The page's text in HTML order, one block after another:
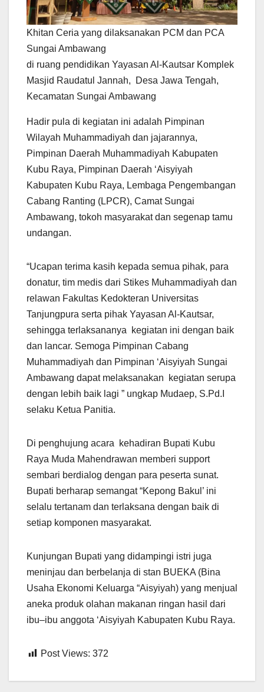
Khitan Ceria yang dilaksanakan PCM dan PCA
Sungai Ambawang
di ruang pendidikan Yayasan Al-Kautsar Komplek
Masjid Raudatul Jannah, Desa Jawa Tengah,
Kecamatan Sungai Ambawang
Hadir pula di kegiatan ini adalah Pimpinan
Wilayah Muhammadiyah dan jajarannya,
Pimpinan Daerah Muhammadiyah Kabupaten
Kubu Raya, Pimpinan Daerah ‘Aisyiyah
Kabupaten Kubu Raya, Lembaga Pengembangan
Cabang Ranting (LPCR), Camat Sungai
Ambawang, tokoh masyarakat dan segenap tamu
undangan.
“Ucapan terima kasih kepada semua pihak, para
donatur, tim medis dari Stikes Muhammadiyah dan
relawan Fakultas Kedokteran Universitas
Tanjungpura serta pihak Yayasan Al-Kautsar,
sehingga terlaksananya kegiatan ini dengan baik
dan lancar. Semoga Pimpinan Cabang
Muhammadiyah dan Pimpinan ‘Aisyiyah Sungai
Ambawang dapat melaksanakan kegiatan serupa
dengan lebih baik lagi ” ungkap Mudaep, S.Pd.I
selaku Ketua Panitia.
Di penghujung acara kehadiran Bupati Kubu
Raya Muda Mahendrawan memberi support
sembari berdialog dengan para peserta sunat.
Bupati berharap semangat “Kepong Bakul’ ini
selalu tertanam dan terlaksana dengan baik di
setiap komponen masyarakat.
Kunjungan Bupati yang didampingi istri juga
meninjau dan berbelanja di stan BUEKA (Bina
Usaha Ekonomi Keluarga “Aisyiyah) yang menjual
aneka produk olahan makanan ringan hasil dari
ibu–ibu anggota ‘Aisyiyah Kabupaten Kubu Raya.
Post Views: 372